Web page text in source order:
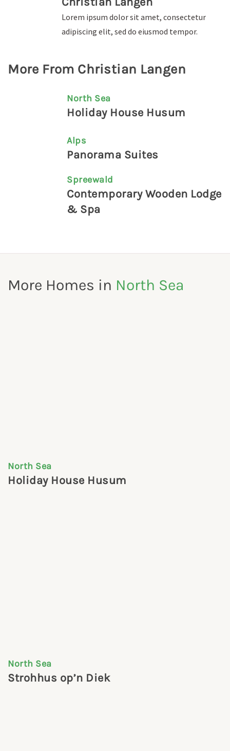
Lorem ipsum dolor sit amet, consectetur
adipiscing elit, sed do eiusmod tempor.
More From Christian Langen
North Sea
Holiday House Husum
Alps
Panorama Suites
Spreewald
Contemporary Wooden Lodge
& Spa
More Homes in North Sea
North Sea
Holiday House Husum
North Sea
Strohhus op’n Diek